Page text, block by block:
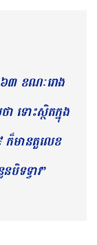
៦៣ ខណៈ​រោង
ទោះ​ស្ថិតក្នុង​
មាន​តួលេខ​
បិទទ្វារ”